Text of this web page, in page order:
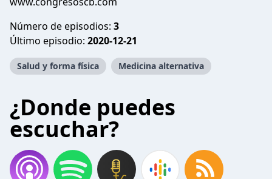
Número de episodios: 3
Último episodio: 2020-12-21
Salud y forma física Medicina alternativa
¿Donde puedes
escuchar?